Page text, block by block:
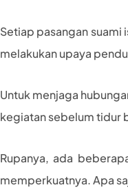
Setiap pasangan suami
melakukan upaya
Untuk menjaga
kegiatan sebelum tidur
Rupanya, ada
memperkuatnya. Apa